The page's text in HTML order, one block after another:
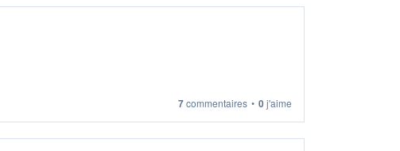
7commentaires • 0j'aime